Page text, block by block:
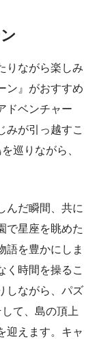
りながら楽しみ
ン』がおすすめ
ドベンチャー
みが引っ越すこ
巡りながら、
んだ瞬間、共に
で星座を眺めた
語を豊かにしま
く時間を操るこ
しながら、パズ
て、島の頂上
迎えます。キャ